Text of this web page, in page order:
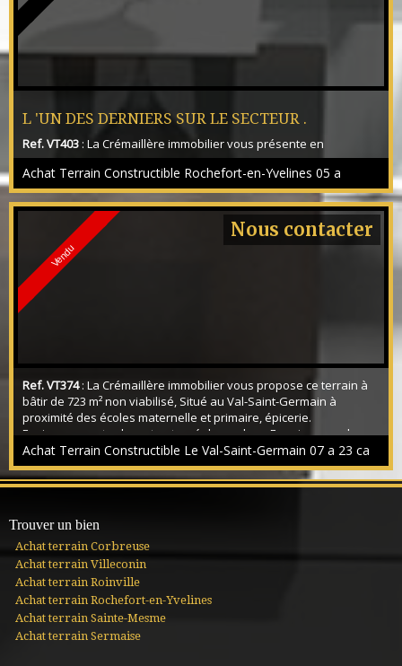
L 'UN DES DERNIERS SUR LE SECTEUR .
Ref. VT403 : La Crémaillère immobilier vous présente en
exclusivité ce terrain de 500m² situé dans un environnement
recherché calme, bucolique et à proximité immédiate de la forêt,
de l'axe A10, gare routière. Le terrain est de forme rectangulaire,
plat, clos, il sera à viabiliser tout est sur rue: eau, égout,
électricité, télécom. Une emprise au sol de 100m² possible,
hauteur de 9m au faitage max, f...
Achat Terrain Constructible Rochefort-en-Yvelines 05 a
Vendu
Ref. VT374: La Crémaillère immobilier vous propose ce terrain à
bâtir de 723 m² non viabilisé, Situé au Val-Saint-Germain à
proximité des écoles maternelle et primaire, épicerie.
Environnement calme et entouré de verdure. Emprise au sol
108m², possibilité soit d'un R+C ou R+1, limite séparative autorisé,
retrait de 8m possible, Zone UBb du règlement d'urbanisme de
la commune, situé dans la zone des ...
Achat Terrain Constructible Le Val-Saint-Germain 07 a 23 ca
Nous contacter
Trouver un bien
Achat terrain Corbreuse
Achat terrain Villeconin
Achat terrain Roinville
Achat terrain Rochefort-en-Yvelines
Achat terrain Sainte-Mesme
Achat terrain Sermaise